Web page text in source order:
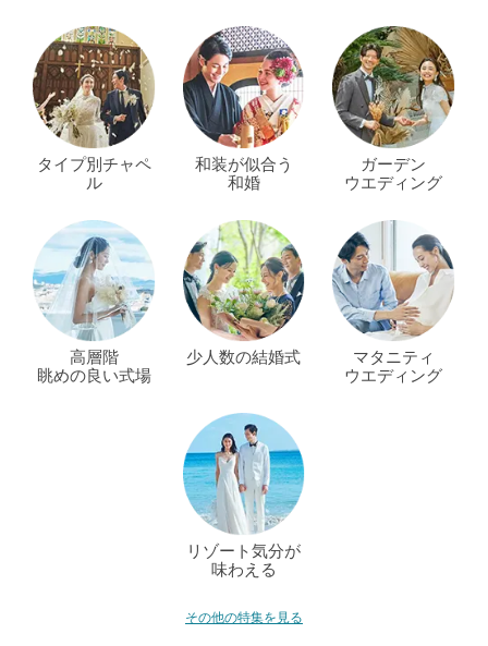
タイプ別チャペ
ル
和装が似合う
和婚
ガーデン
ウエディング
高層階
眺めの良い式場
少人数の結婚式
マタニティ
ウエディング
リゾート気分が
味わえる
その他の特集を見る